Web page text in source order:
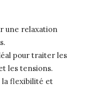
une relaxation
pour traiter les
les tensions.
la flexibilité et